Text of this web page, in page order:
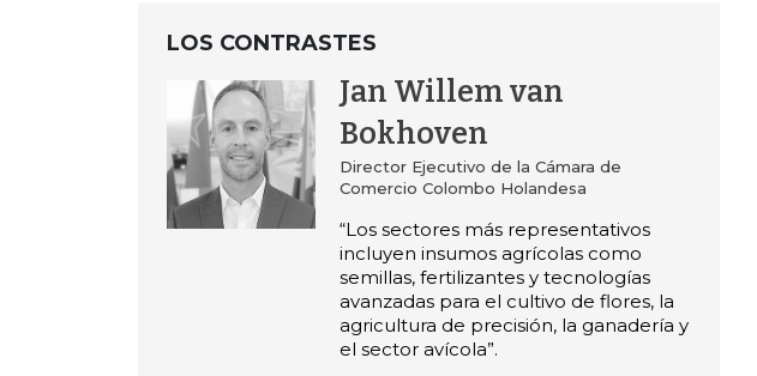
LOS CONTRASTES
Jan Willem van
Bokhoven
Director Ejecutivo de la Cámara de
Comercio Colombo Holandesa
“Los sectores más representativos
incluyen insumos agrícolas como
semillas, fertilizantes y tecnologías
avanzadas para el cultivo de flores, la
agricultura de precisión, la ganadería y
el sector avícola”.